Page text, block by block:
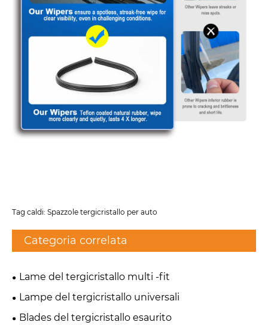
Tag caldi: Spazzole tergicristallo per auto
Categoria correlata
Lame del tergicristallo multi -fit
Lampe del tergicristallo universali
Blades del tergicristallo esaurito